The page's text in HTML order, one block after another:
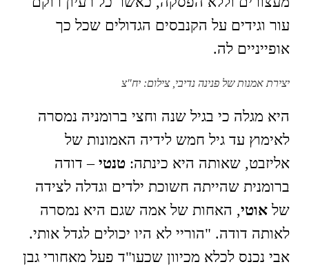
עור וגידים על הקנבסים הגדולים שכל כך
אופייניים לה.
יצירת אמנות של פנינה נדיבי, צילום: יח"צ
היא מגלה כי בגיל שנה וחצי ברומניה נמסרה
לאימוץ עד גיל חמש לידיה האמונות של
אליזבט, שאותה היא כינתה: טנטי– דודה
ברומנית שהייתה חשוכת ילדים וגדלה לצידה
של אוטי, האחות של אמה שגם היא נמסרה
לאותה דודה. "הוריי לא היו יכולים לגדל אותי.
אבי נכנס לכלא מכיוון שכעו"ד פעל מאחורי גבן